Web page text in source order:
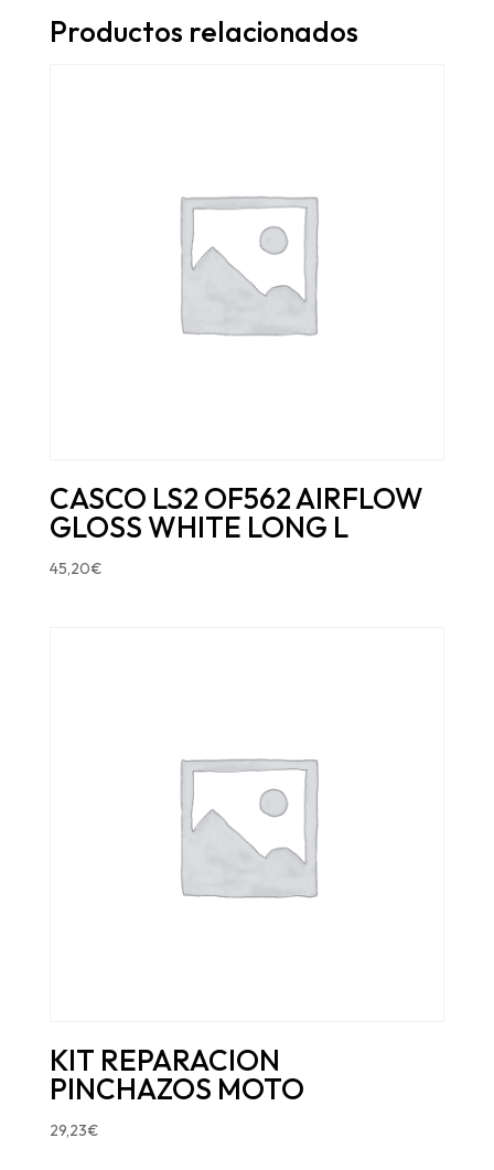
Productos relacionados
CASCO LS2 OF562 AIRFLOW
GLOSS WHITE LONG L
45,20€
KIT REPARACION
PINCHAZOS MOTO
29,23€